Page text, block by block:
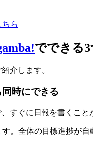
ちら
でできる3
介します。
時にできる
すぐに日報を書くこ
。全体の目標進捗が自